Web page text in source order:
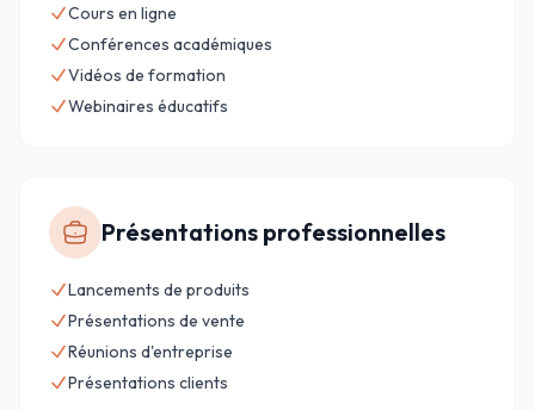
Cours en ligne
Conférences académiques
Vidéos de formation
Webinaires éducatifs
Présentations professionnelles
Lancements de produits
Présentations de vente
Réunions d'entreprise
Présentations clients